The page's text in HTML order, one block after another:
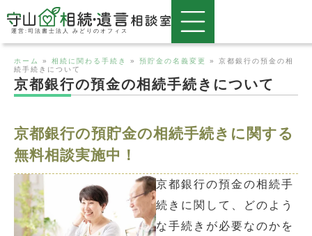
運営:司法書士法人 みどりのオフィス
ホーム » 相続に関わる手続き » 預貯金の名義変更 » 京都銀行の預金の相
続手続きについて
京都銀行の預金の相続手続きについて
京都銀行の預貯金の相続手続きに関する
無料相談実施中！
京都銀行の預金の相続手
続きに関して、どのよう
な手続きが必要なのかを